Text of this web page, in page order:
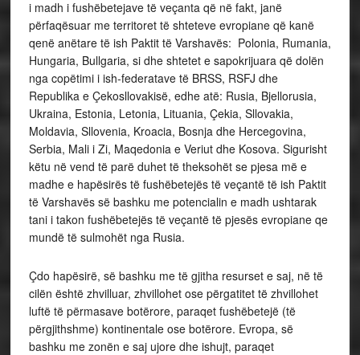
i madh i fushëbetejave të veçanta që në fakt, janë
përfaqësuar me territoret të shteteve evropiane që kanë
qenë anëtare të ish Paktit të Varshavës: Polonia, Rumania,
Hungaria, Bullgaria, si dhe shtetet e sapokrijuara që dolën
nga copëtimi i ish-federatave të BRSS, RSFJ dhe
Republika e Çekosllovakisë, edhe atë: Rusia, Bjellorusia,
Ukraina, Estonia, Letonia, Lituania, Çekia, Sllovakia,
Moldavia, Sllovenia, Kroacia, Bosnja dhe Hercegovina,
Serbia, Mali i Zi, Maqedonia e Veriut dhe Kosova. Sigurisht
këtu në vend të parë duhet të theksohët se pjesa më e
madhe e hapësirës të fushëbetejës të veçantë të ish Paktit
të Varshavës së bashku me potencialin e madh ushtarak
tani i takon fushëbetejës të veçantë të pjesës evropiane qe
mundë të sulmohët nga Rusia.
Çdo hapësirë, së bashku me të gjitha resurset e saj, në të
cilën është zhvilluar, zhvillohet ose përgatitet të zhvillohet
luftë të përmasave botërore, paraqet fushëbetejë (të
përgjithshme) kontinentale ose botërore. Evropa, së
bashku me zonën e saj ujore dhe ishujt, paraqet